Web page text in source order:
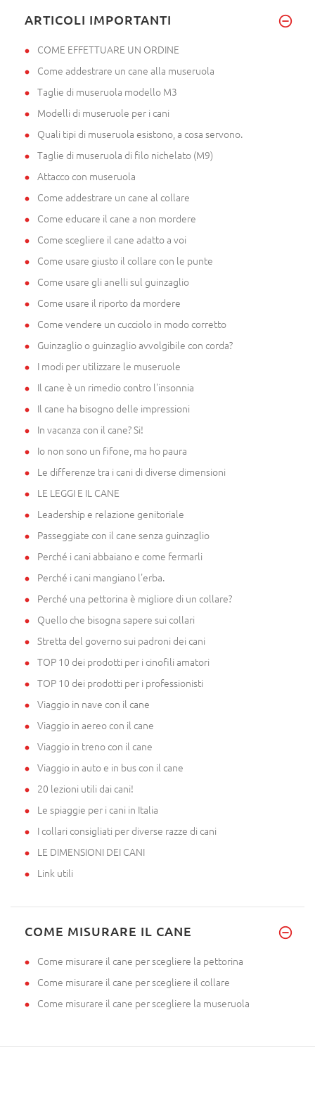
ARTICOLI IMPORTANTI
COME EFFETTUARE UN ORDINE
Come addestrare un cane alla museruola
Taglie di museruola modello M3
Modelli di museruole per i cani
Quali tipi di museruola esistono, a cosa servono.
Taglie di museruola di filo nichelato (M9)
Attacco con museruola
Come addestrare un cane al collare
Come educare il cane a non mordere
Come scegliere il cane adatto a voi
Come usare giusto il collare con le punte
Come usare gli anelli sul guinzaglio
Come usare il riporto da mordere
Come vendere un cucciolo in modo corretto
Guinzaglio o guinzaglio avvolgibile con corda?
I modi per utilizzare le museruole
Il cane è un rimedio contro l'insonnia
Il cane ha bisogno delle impressioni
In vacanza con il cane? Si!
Io non sono un fifone, ma ho paura
Le differenze tra i cani di diverse dimensioni
LE LEGGI E IL CANE
Leadership e relazione genitoriale
Passeggiate con il cane senza guinzaglio
Perché i cani abbaiano e come fermarli
Perché i cani mangiano l'erba.
Perché una pettorina è migliore di un collare?
Quello che bisogna sapere sui collari
Stretta del governo sui padroni dei cani
TOP 10 dei prodotti per i cinofili amatori
TOP 10 dei prodotti per i professionisti
Viaggio in nave con il cane
Viaggio in aereo con il cane
Viaggio in treno con il cane
Viaggio in auto e in bus con il cane
20 lezioni utili dai cani!
Le spiaggie per i cani in Italia
I collari consigliati per diverse razze di cani
LE DIMENSIONI DEI CANI
Link utili
COME MISURARE IL CANE
Come misurare il cane per scegliere la pettorina
Come misurare il cane per scegliere il collare
Come misurare il cane per scegliere la museruola